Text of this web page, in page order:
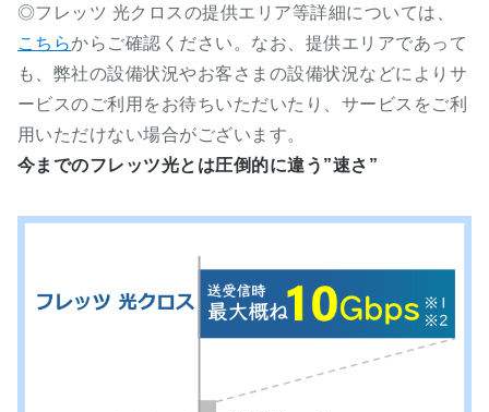
◎フレッツ 光クロスの提供エリア等詳細については、
こちらからご確認ください。なお、提供エリアであって
も、弊社の設備状況やお客さまの設備状況などによりサ
ービスのご利用をお待ちいただいたり、サービスをご利
用いただけない場合がございます。
今までのフレッツ光とは​圧倒的に違う”速さ”